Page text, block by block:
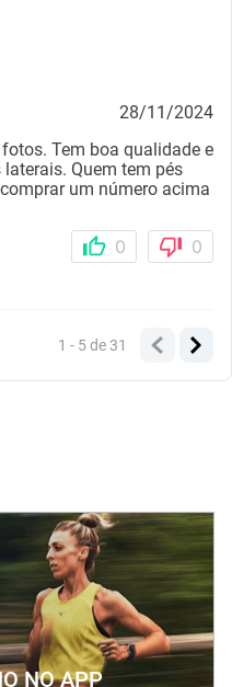
28/11/2024
Tem boa qualidade e
Quem tem pés
um número acima
0 0
1 - 5de 31
NO APP